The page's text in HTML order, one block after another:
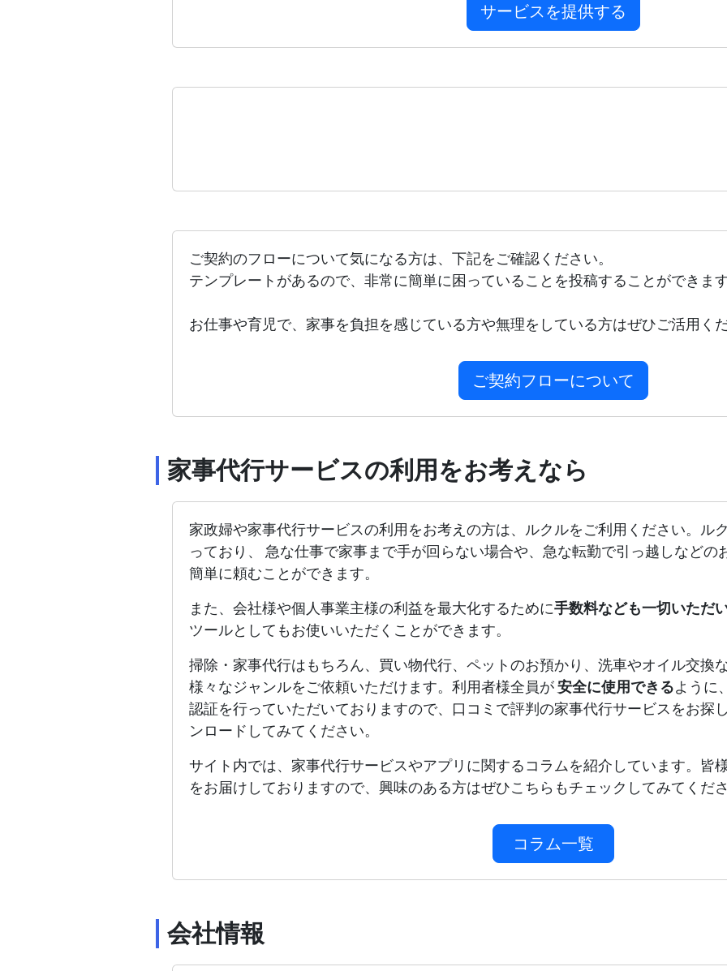
サービスを提供する
ご契約のフローについて気になる方は、下記をご確認ください。
テンプレートがあるので、非常に簡単に困っていることを投稿することができます
お仕事や育児で、家事を負担を感じている方や無理をしている方はぜひご活用くだ
ご契約フローについて
家事代行サービスの利用をお考えなら
家政婦や家事代行サービスの利用をお考えの方は、ルクルをご利用ください。ル
っており、 急な仕事で家事まで手が回らない場合や、急な転勤で引っ越しなどの
簡単に頼むことができます。
また、会社様や個人事業主様の利益を最大化するために手数料なども一切いただ
ツールとしてもお使いいただくことができます。
掃除・家事代行はもちろん、買い物代行、ペットのお預かり、洗車やオイル交換
様々なジャンルをご依頼いただけます。利用者様全員が安全に使用できるように
認証を行っていただいておりますので、口コミで評判の家事代行サービスをお探
ンロードしてみてください。
サイト内では、家事代行サービスやアプリに関するコラムを紹介しています。皆
をお届けしておりますので、興味のある方はぜひこちらもチェックしてみてくださ
コラム一覧
会社情報